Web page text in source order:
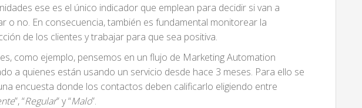
ese es el único indicador que emplean para decidir si van a
o no. En consecuencia, también es fundamental monitorear la
de los clientes y trabajar para que sea positiva.
como ejemplo, pensemos en un flujo de Marketing Automation
a quienes están usando un servicio desde hace 3 meses. Para ello se
encuesta donde los contactos deben calificarlo eligiendo entre
”, “Regular” y “Malo”.